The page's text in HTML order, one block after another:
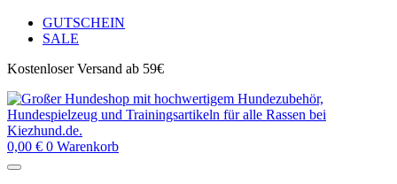
GUTSCHEIN
SALE
Kostenloser Versand ab 59€
0,00 € 0 Warenkorb